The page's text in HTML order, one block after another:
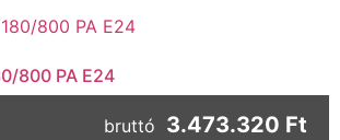
800 PA E24
bruttó 3.473.320 Ft